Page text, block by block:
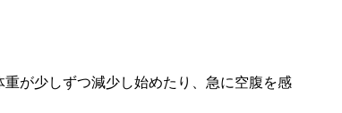
が少しずつ減少し始めたり、急に空腹を感